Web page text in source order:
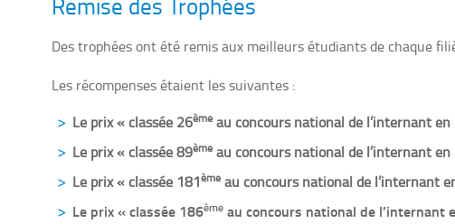
Des trophées ont été remis aux meilleurs étudiants de chaque
Les récompenses étaient les suivantes :
Le prix « classée 26ème au concours national de l’internant en
Le prix « classée 89ème au concours national de l’internant en
Le prix « classée 181ème au concours national de l’internant
Le prix « classée 186ème au concours national de l’internant